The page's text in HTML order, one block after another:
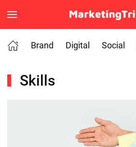
Skip to main content
Brand
Digital Social
Skills